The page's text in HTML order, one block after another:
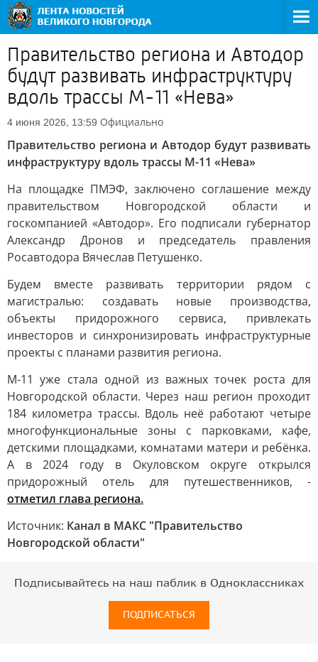
Правительство региона и Автодор
будут развивать инфраструктуру
вдоль трассы М-11 «Нева»
4 июня 2026, 13:59 Официально
Правительство региона и Автодор будут развивать
инфраструктуру вдоль трассы М-11 «Нева»
На площадке ПМЭФ, заключено соглашение между
правительством Новгородской области и
госкомпанией «Автодор». Его подписали губернатор
Александр Дронов и председатель правления
Росавтодора Вячеслав Петушенко.
Будем вместе развивать территории рядом с
магистралью: создавать новые производства,
объекты придорожного сервиса, привлекать
инвесторов и синхронизировать инфраструктурные
проекты с планами развития региона.
М-11 уже стала одной из важных точек роста для
Новгородской области. Через наш регион проходит
184 километра трассы. Вдоль неё работают четыре
многофункциональные зоны с парковками, кафе,
детскими площадками, комнатами матери и ребёнка.
А в 2024 году в Окуловском округе открылся
придорожный отель для путешественников, -
отметил глава региона.
Источник: Канал в МАКС "Правительство
Новгородской области"
Подписывайтесь на наш паблик в Одноклассниках
ПОДПИСАТЬСЯ